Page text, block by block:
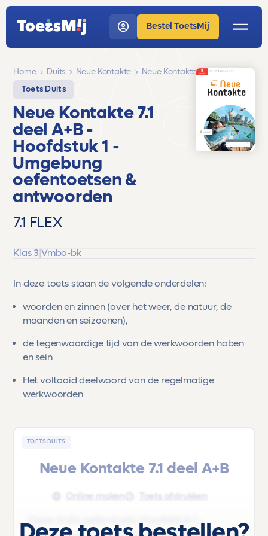
Bestel ToetsMij
Home Duits Neue Kontakte
Neue Kontakte 7.1 deel A+B
Toets Duits
Neue Kontakte 7.1
deel A+B-
Hoofdstuk 1 -
Umgebung
oefentoetsen &
antwoorden
7.1 FLEX
Klas 3|Vmbo-bk
In deze toets staan de volgende onderdelen:
woorden en zinnen (over het weer, de natuur, de
maanden en seizoenen),
de tegenwoordige tijd van de werkwoorden haben
en sein
Het voltooid deelwoord van de regelmatige
werkwoorden
TOETS DUITS
Neue Kontakte 7.1 deel A+B
Online maken Toets afdrukken
Deze Duits oefentoets 'Hoofdstuk 1 -